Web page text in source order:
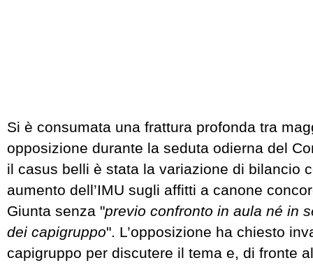
Si è consumata una frattura profonda tra
opposizione durante la seduta odierna del
il casus belli è stata la variazione di bilancio
aumento dell’IMU sugli affitti a canone
Giunta senza "previo confronto in aula né in
dei capigruppo". L’opposizione ha chiesto
capigruppo per discutere il tema e, di fronte